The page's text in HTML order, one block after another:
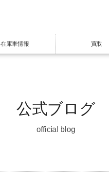
在庫車情報 買取
公式ブログ
official blog